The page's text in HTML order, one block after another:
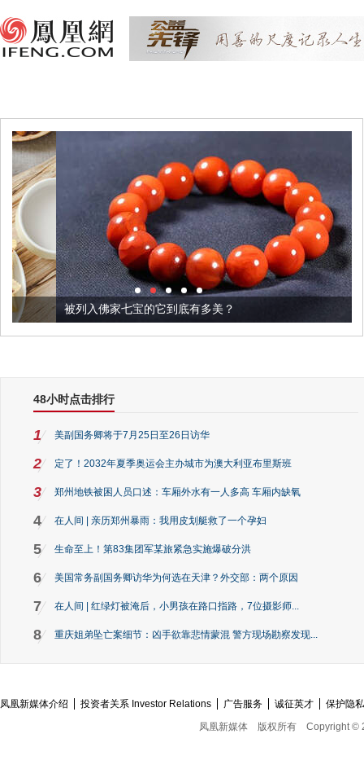
被列入佛家七宝的它到底有多美？
48小时点击排行
1 美副国务卿将于7月25日至26日访华
2 定了！2032年夏季奥运会主办城市为澳大利亚布里斯班
3 郑州地铁被困人员口述：车厢外水有一人多高 车厢内缺氧
4 在人间 | 亲历郑州暴雨：我用皮划艇救了一个孕妇
5 生命至上！第83集团军某旅紧急实施爆破分洪
6 美国常务副国务卿访华为何选在天津？外交部：两个原因
7 在人间 | 红绿灯被淹后，小男孩在路口指路，7位摄影师...
8 重庆姐弟坠亡案细节：凶手欲靠悲情蒙混 警方现场勘察发现...
凤凰新媒体介绍 投资者关系 Investor Relations 广告服务 诚征英才
保护隐
凤凰新媒体
版权所有 Copyright ©